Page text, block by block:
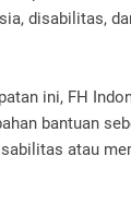
disabilitas,
ini, FH
bantuan
atau